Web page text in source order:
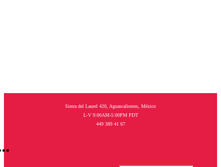
Sierra del Laurel 420, Aguascalientes, México
L-V 9:00AM-5:00PM PDT
449 389 41 67